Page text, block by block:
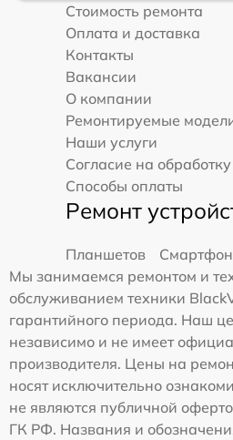
Стоимость ремонта
Оплата и доставка
Контакты
Вакансии
О компании
Ремонтируемые
Наши услуги
Согласие на
Способы оплаты
Ремонт
Планшетов
Мы занимаемся ремонтом и
обслуживанием техники
гарантийного периода. Наш
независимо и не имеет
производителя. Цены на
носят исключительно
не являются публичной
ГК РФ. Названия и